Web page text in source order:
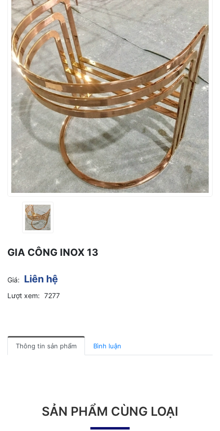
GIA CÔNG INOX 13
Giá: Liên hệ
Lượt xem: 7277
Thông tin sản phẩm Bình luận
SẢN PHẨM CÙNG LOẠI